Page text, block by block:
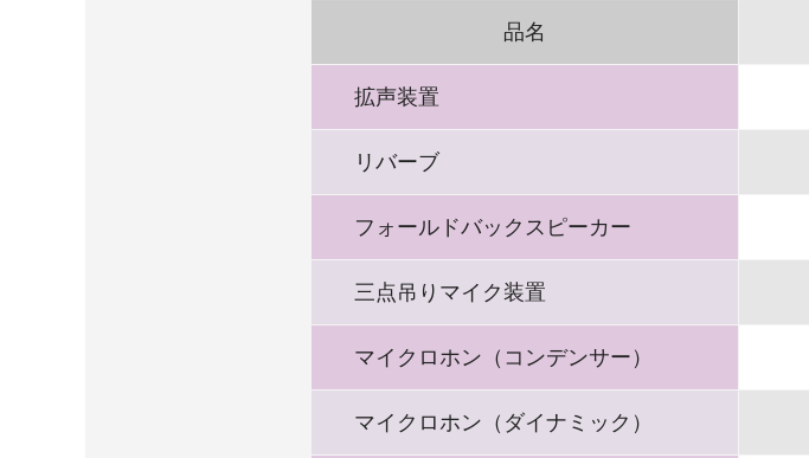
品名
拡声装置
リバーブ
フォールドバックスピーカー
三点吊りマイク装置
マイクロホン（コンデンサー）
マイクロホン（ダイナミック）